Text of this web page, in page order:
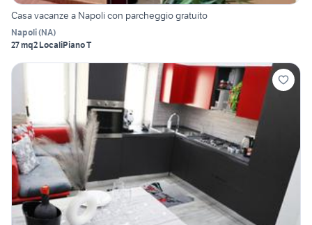
Casa vacanze a Napoli con parcheggio gratuito
Napoli(NA)
27 mq2 LocaliPiano T